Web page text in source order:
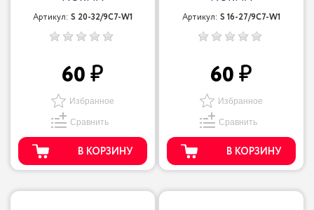
Артикул: S 20-32/9С7-W1
60
Избранное
Сравнить
В КОРЗИНУ
Артикул: S 16-27/9С7-W1
60
Избранное
Сравнить
В КОРЗИНУ